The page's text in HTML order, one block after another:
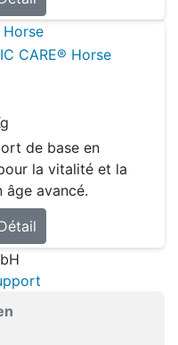
Horse
de base en
la vitalité et la
âge avancé.